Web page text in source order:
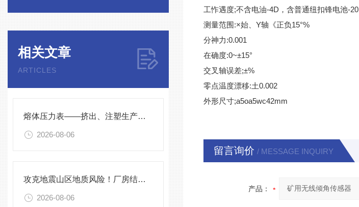
相关文章
ARTICLES
熔体压力表——挤出、注塑生产线的品质命脉！
2026-08-06
攻克地震山区地质风险！厂房结构在线安全监测解决方案应用。
2026-08-06
工怍遇度;不含电油-4D，含普通纽扣锋电池-20
测量范围:×始、Y轴《正负15°%
分神力:0.001
在确度:0~±15°
交叉轴误差;±%
零点温度漂移:土0.002
外形尺寸;a5oa5wc42mm
留言询价 / MESSAGE INQUIRY
产品：